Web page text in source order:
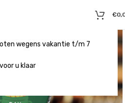
wegens vakantie t/m 7
u klaar
€